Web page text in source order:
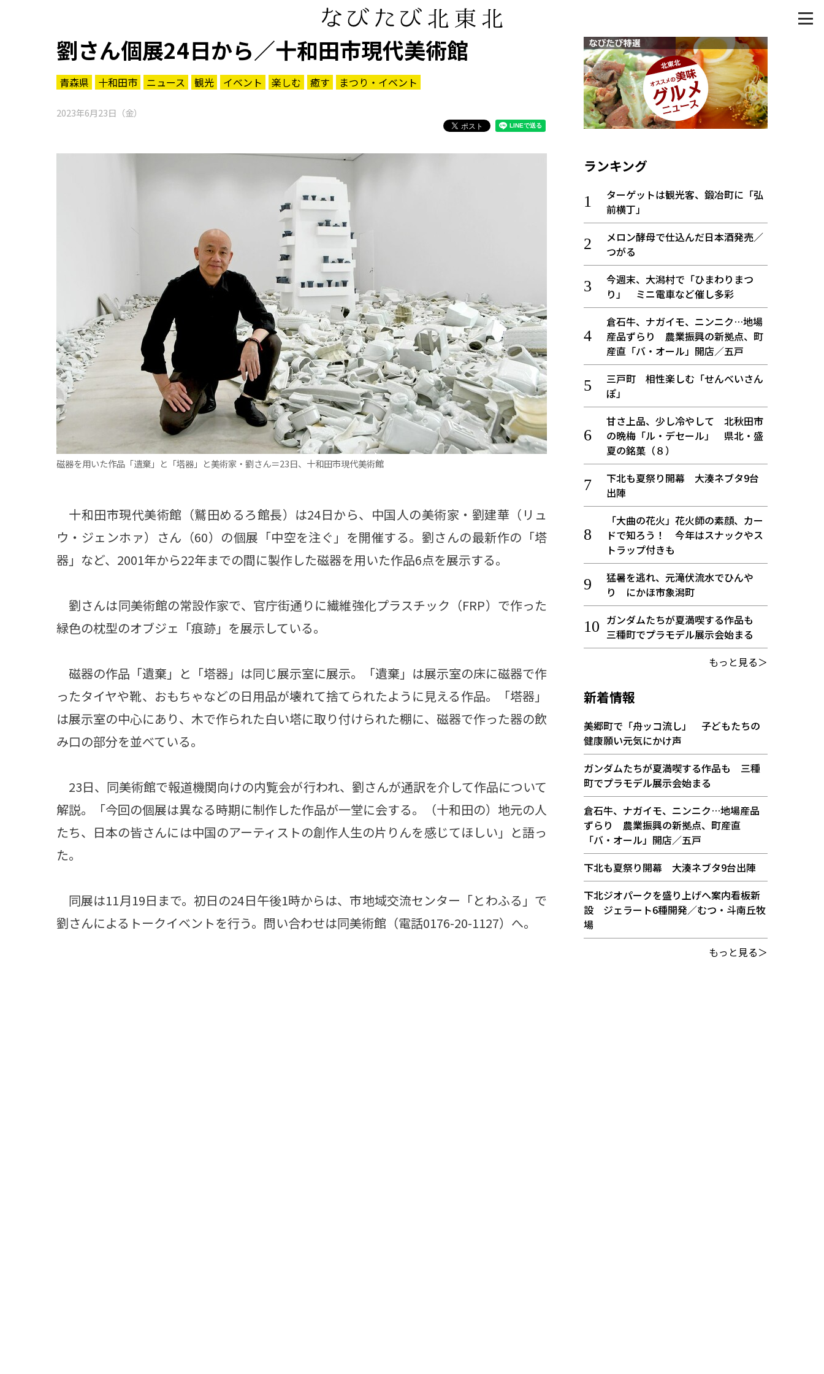
劉さん個展24日から／十和田市現代美術館
青森県 十和田市 ニュース 観光 イベント 楽しむ 癒す まつり・イベント
2023年6月23日（金）
磁器を用いた作品「遺棄」と「塔器」と美術家・劉さん＝23日、十和田市現代美術館
十和田市現代美術館（鷲田めるろ館長）は24日から、中国人の美術家・劉建華（リュ
ウ・ジェンホァ）さん（60）の個展「中空を注ぐ」を開催する。劉さんの最新作の「塔
器」など、2001年から22年までの間に製作した磁器を用いた作品6点を展示する。
劉さんは同美術館の常設作家で、官庁街通りに繊維強化プラスチック（FRP）で作った
緑色の枕型のオブジェ「痕跡」を展示している。
磁器の作品「遺棄」と「塔器」は同じ展示室に展示。「遺棄」は展示室の床に磁器で作
ったタイヤや靴、おもちゃなどの日用品が壊れて捨てられたように見える作品。「塔器」
は展示室の中心にあり、木で作られた白い塔に取り付けられた棚に、磁器で作った器の飲
み口の部分を並べている。
23日、同美術館で報道機関向けの内覧会が行われ、劉さんが通訳を介して作品について
解説。「今回の個展は異なる時期に制作した作品が一堂に会する。（十和田の）地元の人
たち、日本の皆さんには中国のアーティストの創作人生の片りんを感じてほしい」と語っ
た。
同展は11月19日まで。初日の24日午後1時からは、市地域交流センター「とわふる」で
劉さんによるトークイベントを行う。問い合わせは同美術館（電話0176-20-1127）へ。
ランキング
ターゲットは観光客、鍛冶町に「弘
前横丁」
メロン酵母で仕込んだ日本酒発売／
つがる
今週末、大潟村で「ひまわりまつ
り」 ミニ電車など催し多彩
倉石牛、ナガイモ、ニンニク…地場
産品ずらり 農業振興の新拠点、町
産直「バ・オール」開店／五戸
三戸町 相性楽しむ「せんべいさん
ぽ」
甘さ上品、少し冷やして 北秋田市
の晩梅「ル・デセール」 県北・盛
夏の銘菓（８）
下北も夏祭り開幕 大湊ネブタ9台
出陣
「大曲の花火」花火師の素顔、カー
ドで知ろう！ 今年はスナックやス
トラップ付きも
猛暑を逃れ、元滝伏流水でひんや
り にかほ市象潟町
ガンダムたちが夏満喫する作品も
三種町でプラモデル展示会始まる
もっと見る＞
新着情報
美郷町で「舟ッコ流し」 子どもたちの
健康願い元気にかけ声
ガンダムたちが夏満喫する作品も 三種
町でプラモデル展示会始まる
倉石牛、ナガイモ、ニンニク…地場産品
ずらり 農業振興の新拠点、町産直
「バ・オール」開店／五戸
下北も夏祭り開幕 大湊ネブタ9台出陣
下北ジオパークを盛り上げへ案内看板新
設 ジェラート6種開発／むつ・斗南丘牧
場
もっと見る＞
まつり・イベント
おみやげ・特産
道の駅・産直
アウトドア・レジャー
ご当地グルメ